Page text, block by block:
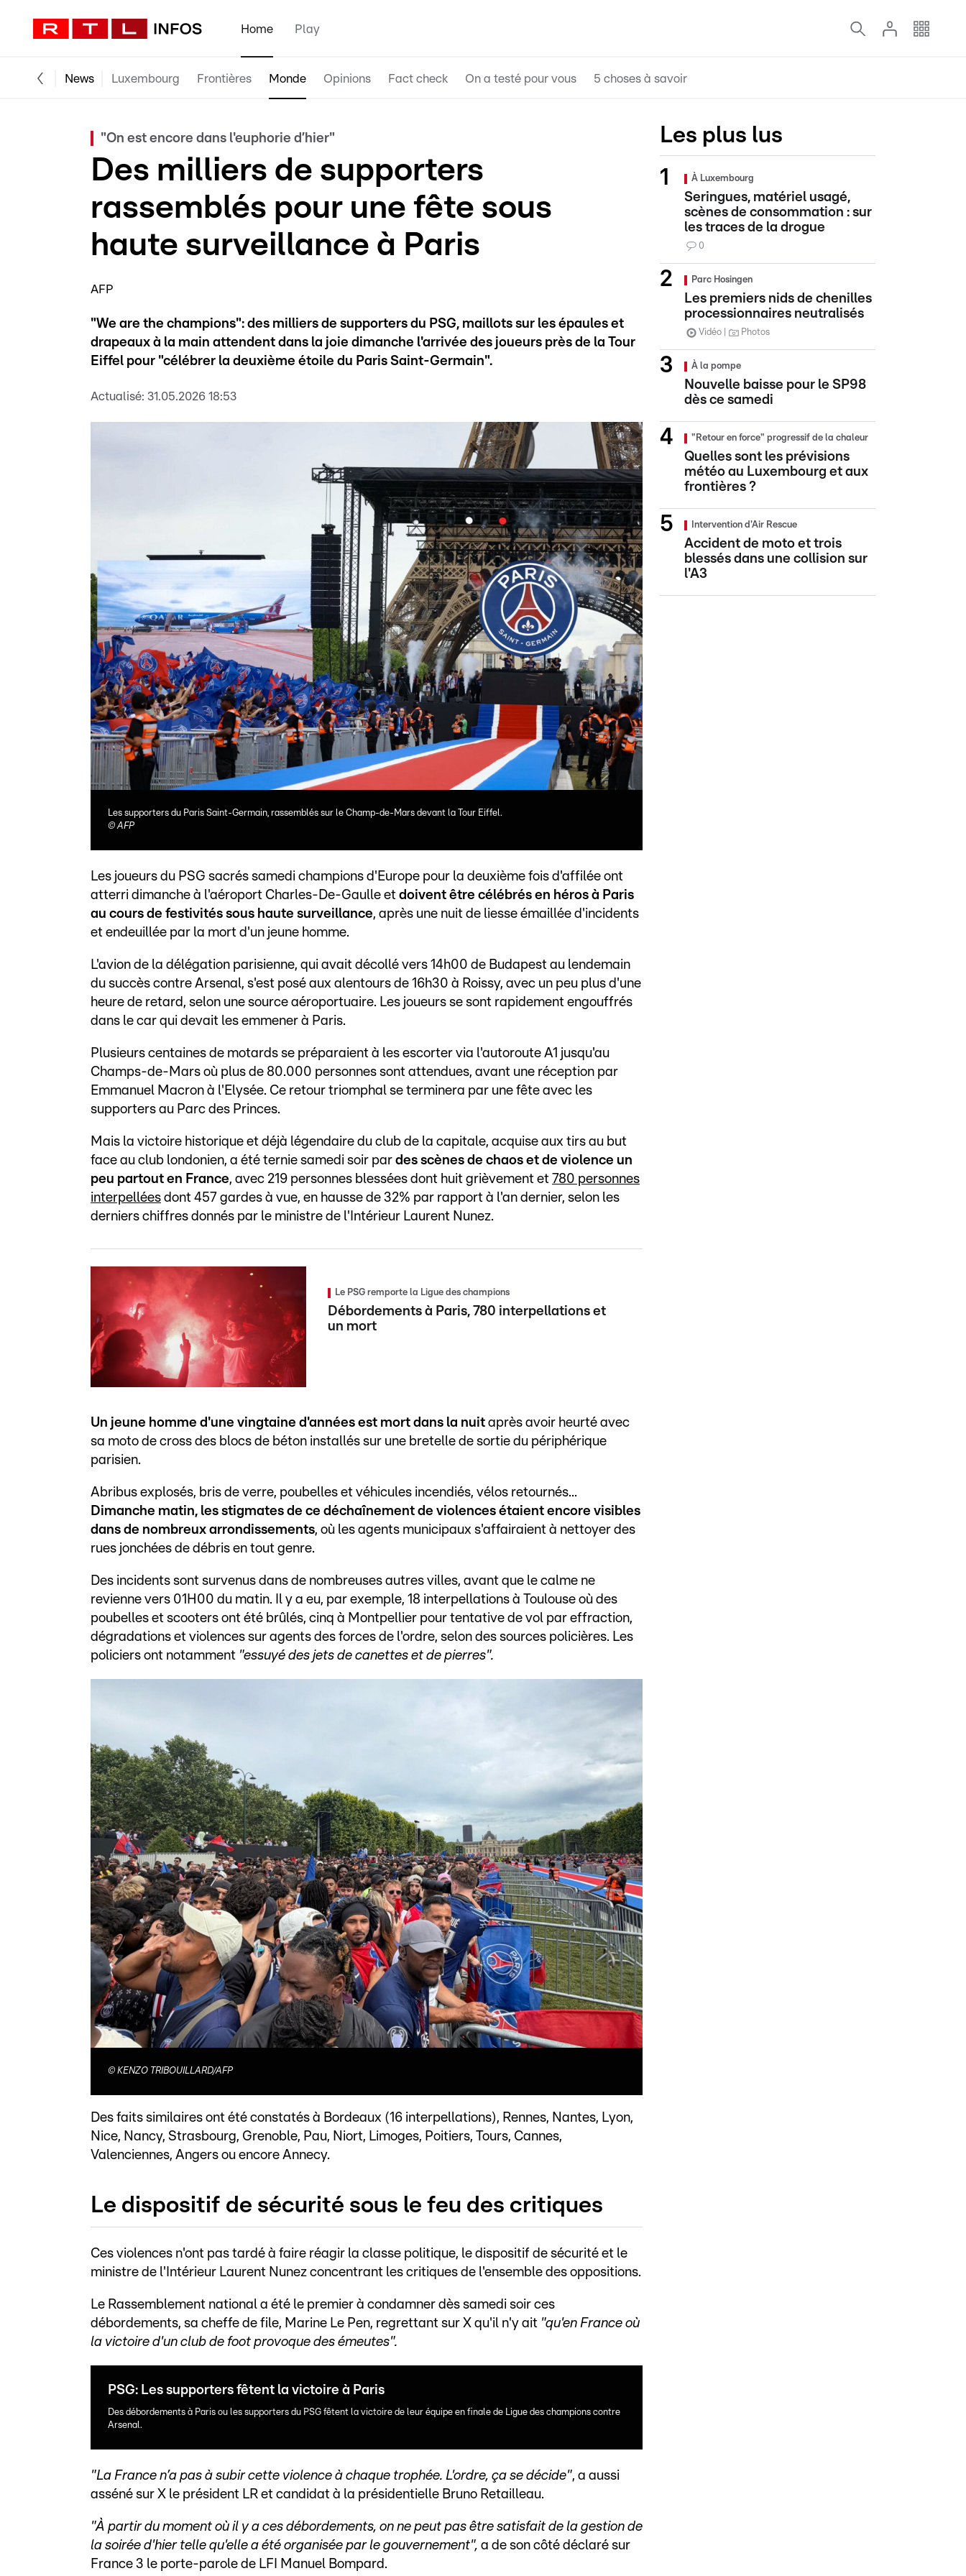
Home Play
News Luxembourg Frontières Monde Opinions Fact check On a testé pour vous 5 choses à savoir
"On est encore dans l'euphorie d’hier"
Des milliers de supporters
rassemblés pour une fête sous
haute surveillance à Paris
AFP
"We are the champions": des milliers de supporters du PSG, maillots sur les épaules et
drapeaux à la main attendent dans la joie dimanche l'arrivée des joueurs près de la Tour
Eiffel pour "célébrer la deuxième étoile du Paris Saint-Germain".
Actualisé: 31.05.2026 18:53
Les supporters du Paris Saint-Germain, rassemblés sur le Champ-de-Mars devant la Tour Eiffel.
©AFP
Les joueurs du PSG sacrés samedi champions d'Europe pour la deuxième fois d'affilée ont
atterri dimanche à l'aéroport Charles-De-Gaulle et doivent être célébrés en héros à Paris
au cours de festivités sous haute surveillance, après une nuit de liesse émaillée d'incidents
et endeuillée par la mort d'un jeune homme.
L'avion de la délégation parisienne, qui avait décollé vers 14h00 de Budapest au lendemain
du succès contre Arsenal, s'est posé aux alentours de 16h30 à Roissy, avec un peu plus d'une
heure de retard, selon une source aéroportuaire. Les joueurs se sont rapidement engouffrés
dans le car qui devait les emmener à Paris.
Plusieurs centaines de motards se préparaient à les escorter via l'autoroute A1 jusqu'au
Champs-de-Mars où plus de 80.000 personnes sont attendues, avant une réception par
Emmanuel Macron à l'Elysée. Ce retour triomphal se terminera par une fête avec les
supporters au Parc des Princes.
Mais la victoire historique et déjà légendaire du club de la capitale, acquise aux tirs au but
face au club londonien, a été ternie samedi soir par des scènes de chaos et de violence un
peu partout en France, avec 219 personnes blessées dont huit grièvement et 780 personnes
interpellées dont 457 gardes à vue, en hausse de 32% par rapport à l'an dernier, selon les
derniers chiffres donnés par le ministre de l'Intérieur Laurent Nunez.
Le PSG remporte la Ligue des champions
Débordements à Paris, 780 interpellations et
un mort
Un jeune homme d'une vingtaine d'années est mort dans la nuit après avoir heurté avec
sa moto de cross des blocs de béton installés sur une bretelle de sortie du périphérique
parisien.
Abribus explosés, bris de verre, poubelles et véhicules incendiés, vélos retournés...
Dimanche matin, les stigmates de ce déchaînement de violences étaient encore visibles
dans de nombreux arrondissements, où les agents municipaux s'affairaient à nettoyer des
rues jonchées de débris en tout genre.
Des incidents sont survenus dans de nombreuses autres villes, avant que le calme ne
revienne vers 01H00 du matin. Il y a eu, par exemple, 18 interpellations à Toulouse où des
poubelles et scooters ont été brûlés, cinq à Montpellier pour tentative de vol par effraction,
dégradations et violences sur agents des forces de l'ordre, selon des sources policières. Les
policiers ont notamment "essuyé des jets de canettes et de pierres".
© KENZO TRIBOUILLARD/AFP
Des faits similaires ont été constatés à Bordeaux (16 interpellations), Rennes, Nantes, Lyon,
Nice, Nancy, Strasbourg, Grenoble, Pau, Niort, Limoges, Poitiers, Tours, Cannes,
Valenciennes, Angers ou encore Annecy.
Le dispositif de sécurité sous le feu des critiques
Ces violences n'ont pas tardé à faire réagir la classe politique, le dispositif de sécurité et le
ministre de l'Intérieur Laurent Nunez concentrant les critiques de l'ensemble des oppositions.
Le Rassemblement national a été le premier à condamner dès samedi soir ces
débordements, sa cheffe de file, Marine Le Pen, regrettant sur X qu'il n'y ait "qu'en France où
la victoire d'un club de foot provoque des émeutes".
PSG: Les supporters fêtent la victoire à Paris
Des débordements à Paris ou les supporters du PSG fêtent la victoire de leur équipe en finale de Ligue des champions contre
Arsenal.
"La France n’a pas à subir cette violence à chaque trophée. L'ordre, ça se décide", a aussi
asséné sur X le président LR et candidat à la présidentielle Bruno Retailleau.
"À partir du moment où il y a ces débordements, on ne peut pas être satisfait de la gestion de
la soirée d'hier telle qu'elle a été organisée par le gouvernement", a de son côté déclaré sur
France 3 le porte-parole de LFI Manuel Bompard.
Les plus lus
À Luxembourg
Seringues, matériel usagé,
scènes de consommation : sur
les traces de la drogue
0
Parc Hosingen
Les premiers nids de chenilles
processionnaires neutralisés
Vidéo Photos
À la pompe
Nouvelle baisse pour le SP98
dès ce samedi
"Retour en force" progressif de la chaleur
Quelles sont les prévisions
météo au Luxembourg et aux
frontières ?
Intervention d'Air Rescue
Accident de moto et trois
blessés dans une collision sur
l'A3